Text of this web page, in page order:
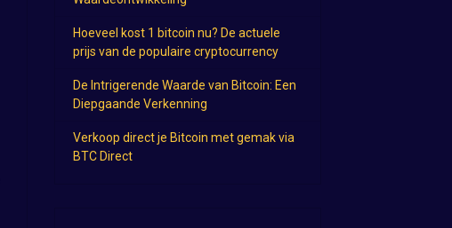
Hoeveel kost 1 bitcoin nu? De actuele
prijs van de populaire cryptocurrency
De Intrigerende Waarde van Bitcoin: Een
Diepgaande Verkenning
Verkoop direct je Bitcoin met gemak via
BTC Direct